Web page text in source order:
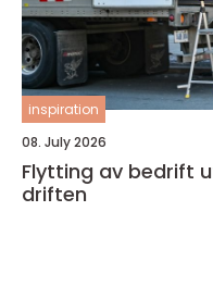
inspiration
08. July 2026
Flytting av bedrift
driften